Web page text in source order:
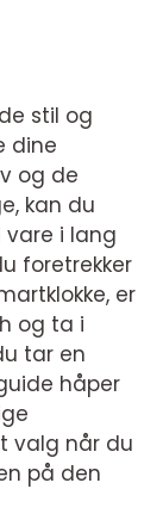
stil og
dine
og de
kan du
vare i lang
foretrekker
er
og ta i
tar en
håper
valg når du
på den